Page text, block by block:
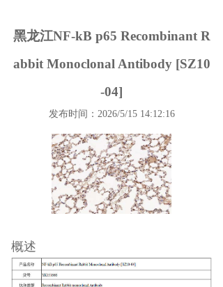
黑龙江NF-kB p65 Recombinant R
abbit Monoclonal Antibody [SZ10
-04]
发布时间：2026/5/15 14:12:16
概述